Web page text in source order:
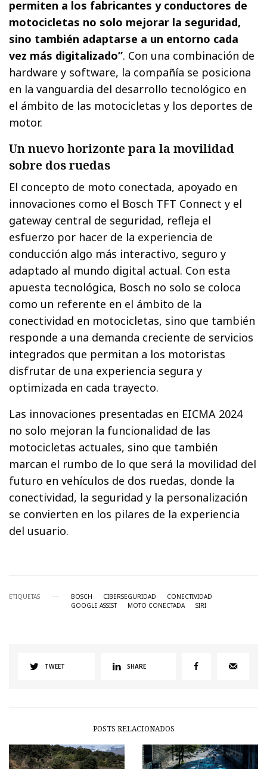
permiten a los fabricantes y conductores de
motocicletas no solo mejorar la seguridad,
sino también adaptarse a un entorno cada
vez más digitalizado”. Con una combinación de
hardware y software, la compañía se posiciona
en la vanguardia del desarrollo tecnológico en
el ámbito de las motocicletas y los deportes de
motor.
Un nuevo horizonte para la movilidad
sobre dos ruedas
El concepto de moto conectada, apoyado en
innovaciones como el Bosch TFT Connect y el
gateway central de seguridad, refleja el
esfuerzo por hacer de la experiencia de
conducción algo más interactivo, seguro y
adaptado al mundo digital actual. Con esta
apuesta tecnológica, Bosch no solo se coloca
como un referente en el ámbito de la
conectividad en motocicletas, sino que también
responde a una demanda creciente de servicios
integrados que permitan a los motoristas
disfrutar de una experiencia segura y
optimizada en cada trayecto.
Las innovaciones presentadas en EICMA 2024
no solo mejoran la funcionalidad de las
motocicletas actuales, sino que también
marcan el rumbo de lo que será la movilidad del
futuro en vehículos de dos ruedas, donde la
conectividad, la seguridad y la personalización
se convierten en los pilares de la experiencia
del usuario.
ETIQUETAS BOSCH CIBERSEGURIDAD
CONECTIVIDAD
GOOGLE ASSIST
MOTO CONECTADA SIRI
TWEET SHARE
POSTS RELACIONADOS